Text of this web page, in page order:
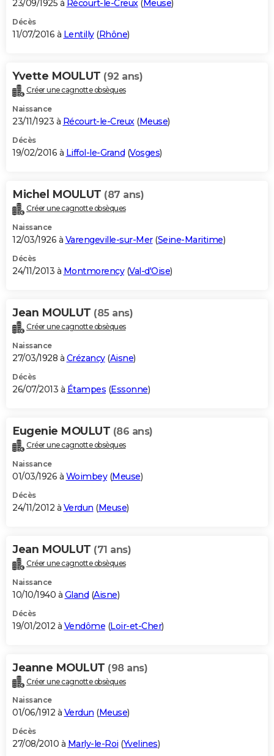
23/09/1925 à Récourt-le-Creux( Meuse)
Décès
11/07/2016 à Lentilly(Rhône)
Yvette MOULUT (92 ans)
Créer une cagnotte obsèques
Naissance
23/11/1923 à Récourt-le-Creux(Meuse)
Décès
19/02/2016 à Liffol-le-Grand (Vosges)
Michel MOULUT (87 ans)
Créer une cagnotte obsèques
Naissance
12/03/1926 à Varengeville-sur-Mer(Seine-Maritime)
Décès
24/11/2013 à Montmorency(Val-d'Oise)
Jean MOULUT (85 ans)
Créer une cagnotte obsèques
Naissance
27/03/1928 à Crézancy(Aisne)
Décès
26/07/2013 à Étampes (Essonne)
Eugenie MOULUT (86 ans)
Créer une cagnotte obsèques
Naissance
01/03/1926 à Woimbey(Meuse)
Décès
24/11/2012 à Verdun (Meuse)
Jean MOULUT (71 ans)
Créer une cagnotte obsèques
Naissance
10/10/1940 à Gland (Aisne)
Décès
19/01/2012 à Vendôme (Loir-et-Cher)
Jeanne MOULUT (98 ans)
Créer une cagnotte obsèques
Naissance
01/06/1912 à Verdun (Meuse)
Décès
27/08/2010 à Marly-le-Roi (Yvelines)